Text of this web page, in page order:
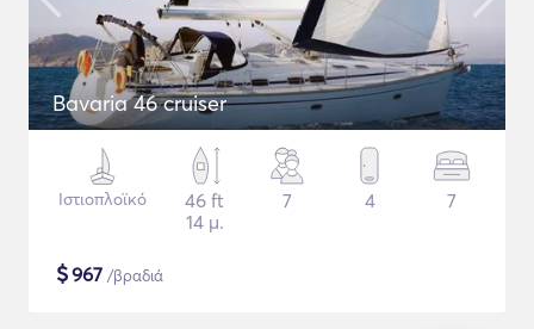
Bavaria 46 cruiser
Ιστιοπλοϊκό
46 ft
14 μ.
7 4 7
$967 /βραδιά